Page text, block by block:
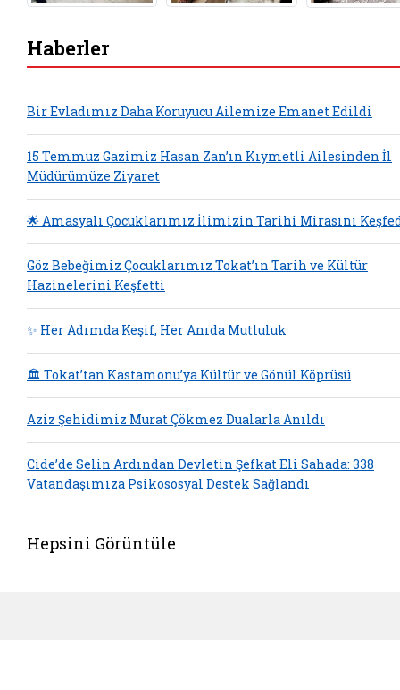
Haberler
Bir Evladımız Daha Koruyucu Ailemize Emanet Edildi
15 Temmuz Gazimiz Hasan Zan’ın Kıymetli Ailesinden İl
Müdürümüze Ziyaret
🌟 Amasyalı Çocuklarımız İlimizin Tarihi Mirasını
Göz Bebeğimiz Çocuklarımız Tokat’ın Tarih ve Kültür
Hazinelerini Keşfetti
✨ Her Adımda Keşif, Her Anıda Mutluluk
🏛️ Tokat’tan Kastamonu’ya Kültür ve Gönül Köprüsü
Aziz Şehidimiz Murat Çökmez Dualarla Anıldı
Cide’de Selin Ardından Devletin Şefkat Eli Sahada: 338
Vatandaşımıza Psikososyal Destek Sağlandı
Hepsini Görüntüle